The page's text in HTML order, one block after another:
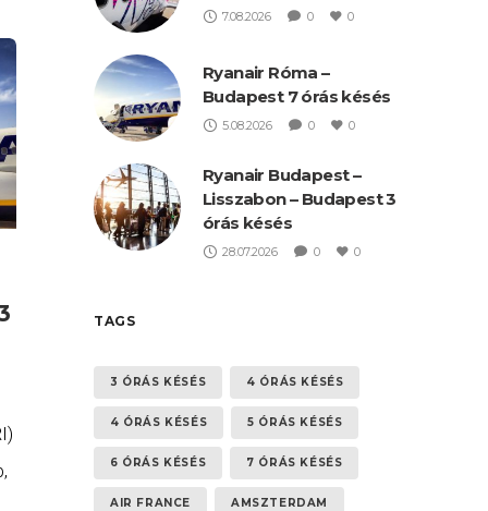
7.08.2026 0 0
Ryanair Róma –
Budapest 7 órás késés
5.08.2026 0 0
Ryanair Budapest –
Lisszabon – Budapest 3
órás késés
28.07.2026 0 0
TAGS
3 ÓRÁS KÉSÉS 4 ÓRÁS KÉSÉS
4 ÓRÁS KÉSÉS 5 ÓRÁS KÉSÉS
6 ÓRÁS KÉSÉS 7 ÓRÁS KÉSÉS
AIR FRANCE AMSZTERDAM